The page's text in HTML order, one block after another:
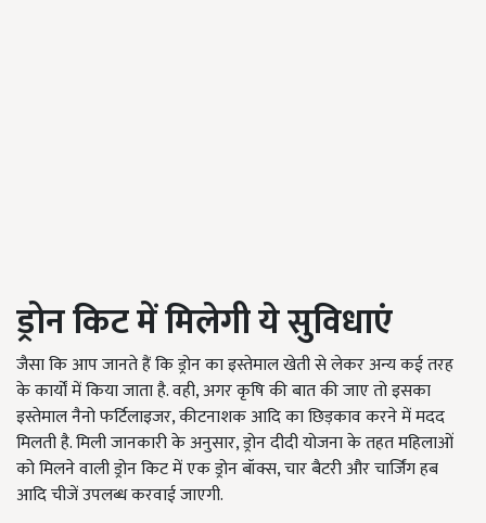
ड्रोन किट में मिलेगी ये सुविधाएं
जैसा कि आप जानते हैं कि ड्रोन का इस्तेमाल खेती से लेकर अन्य कई तरह
के कार्यों में किया जाता है. वही, अगर कृषि की बात की जाए तो इसका
इस्तेमाल नैनो फर्टिलाइजर, कीटनाशक आदि का छिड़काव करने में मदद
मिलती है. मिली जानकारी के अनुसार, ड्रोन दीदी योजना के तहत महिलाओं
को मिलने वाली ड्रोन किट में एक ड्रोन बॉक्स, चार बैटरी और चार्जिंग हब
आदि चीजें उपलब्ध करवाई जाएगी.